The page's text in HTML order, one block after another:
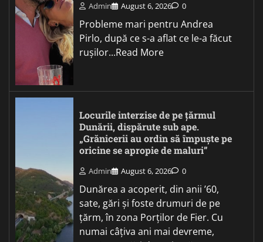
Admin August 6, 2026 0
Probleme mari pentru Andrea
Pirlo, după ce s-a aflat ce le-a făcut
rușilor...Read More
Locurile interzise de pe țărmul
Dunării, dispărute sub ape.
„Grănicerii au ordin să împuște pe
oricine se apropie de maluri”
Admin August 6, 2026 0
Dunărea a acoperit, din anii ’60,
sate, gări și foste drumuri de pe
țărm, în zona Porților de Fier. Cu
numai câțiva ani mai devreme,